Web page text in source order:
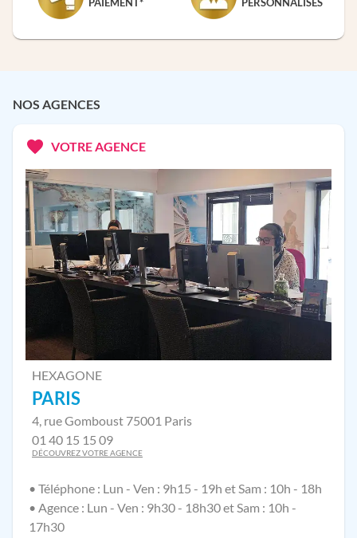
PAIEMENT*
PERSONNALISÉS
NOS AGENCES
VOTRE AGENCE
HEXAGONE
PARIS
4, rue Gomboust 75001 Paris
01 40 15 15 09
DÉCOUVREZ VOTRE AGENCE
• Téléphone : Lun - Ven : 9h15 - 19h et Sam : 10h - 18h
• Agence : Lun - Ven : 9h30 - 18h30 et Sam : 10h -
17h30